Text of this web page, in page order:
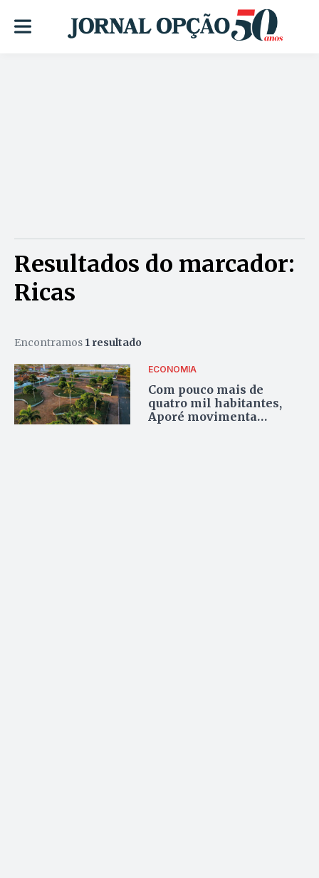
Resultados do marcador:
Ricas
Encontramos 1 resultado
ECONOMIA
Com pouco mais de
quatro mil habitantes,
Aporé movimenta